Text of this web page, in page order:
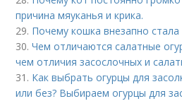
причина мяуканья и крика.
29. Почему кошка внезапно стала
30.Чем отличаются салатные
чем отличия засослочных и
31. Как выбрать огурцы для
или без? Выбираем огурцы для